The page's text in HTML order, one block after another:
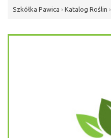
Szkółka Pawica › Katalog Roślin ›